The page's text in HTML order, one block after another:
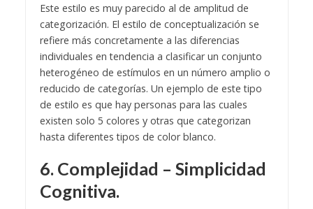
Este estilo es muy parecido al de amplitud de
categorización. El estilo de conceptualización se
refiere más concretamente a las diferencias
individuales en tendencia a clasificar un conjunto
heterogéneo de estímulos en un número amplio o
reducido de categorías. Un ejemplo de este tipo
de estilo es que hay personas para las cuales
existen solo 5 colores y otras que categorizan
hasta diferentes tipos de color blanco.
6. Complejidad – Simplicidad
Cognitiva.